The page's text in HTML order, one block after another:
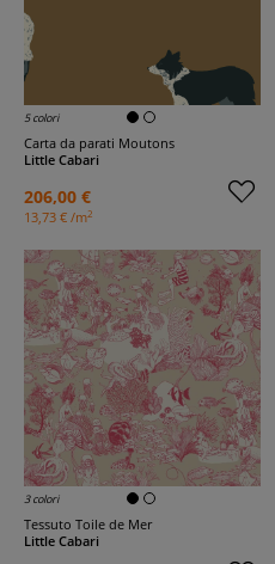
5 colori
Carta da parati Moutons
Little Cabari
206,00 €
13,73 € /m2
3 colori
Tessuto Toile de Mer
Little Cabari